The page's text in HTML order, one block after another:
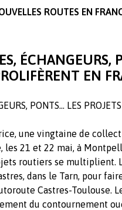
ROUTES EN
ÉCHANGEURS,
EN
PONTS… LES
une vingtaine de
les 21 et 22 mai, à
routiers se multiplient.
dans le Tarn, pour
Castres-Toulouse.
du contournement